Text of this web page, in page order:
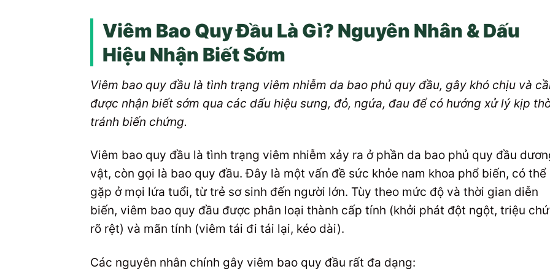
Viêm Bao Quy Đầu Là Gì? Nguyên Nhân & Dấu
Hiệu Nhận Biết Sớm
Viêm bao quy đầu là tình trạng viêm nhiễm da bao phủ quy đầu, gây khó chịu và
được nhận biết sớm qua các dấu hiệu sưng, đỏ, ngứa, đau để có hướng xử lý kịp
tránh biến chứng.
Viêm bao quy đầu là tình trạng viêm nhiễm xảy ra ở phần da bao phủ quy đầu
vật, còn gọi là bao quy đầu. Đây là một vấn đề sức khỏe nam khoa phổ biến, có thể
gặp ở mọi lứa tuổi, từ trẻ sơ sinh đến người lớn. Tùy theo mức độ và thời gian diễn
biến, viêm bao quy đầu được phân loại thành cấp tính (khởi phát đột ngột, triệu
rõ rệt) và mãn tính (viêm tái đi tái lại, kéo dài).
Các nguyên nhân chính gây viêm bao quy đầu rất đa dạng: